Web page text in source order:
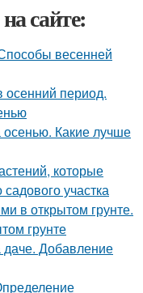
сайте:
весенней
осенний период.
осенью. Какие лучше
которые
участка
в открытом грунте.
грунте
даче. Добавление